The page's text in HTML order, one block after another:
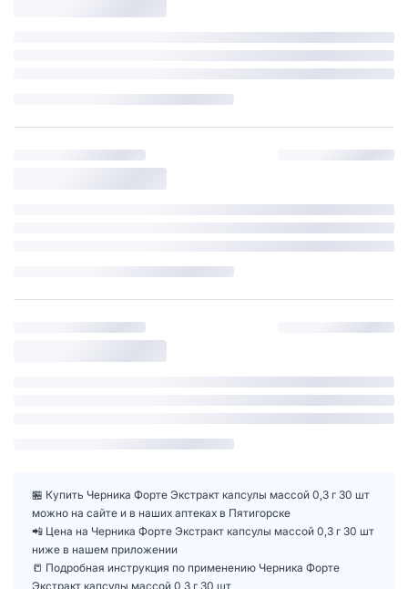
🏪 Купить Черника Форте Экстракт капсулы массой 0,3 г 30 шт
можно на сайте и в наших аптеках в Пятигорске
📲 Цена на Черника Форте Экстракт капсулы массой 0,3 г 30 шт
ниже в нашем приложении
📒 Подробная инструкция по применению Черника Форте
Экстракт капсулы массой 0,3 г 30 шт